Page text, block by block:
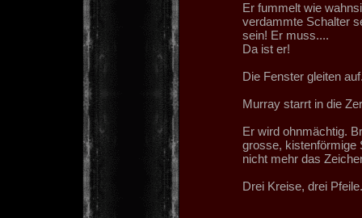
Er fummelt wie
verdammte Schalter
sein! Er muss....
Da ist er!
Die Fenster gleiten
Murray starrt in die
Er wird ohnmächtig.
grosse, kistenförmige
nicht mehr das
Drei Kreise, drei Pfeile.